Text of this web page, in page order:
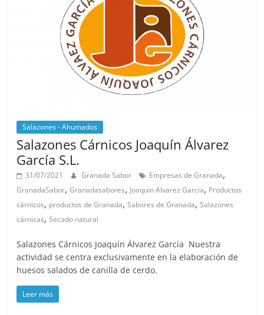
Salazones - Ahumados
Salazones Cárnicos Joaquín Álvarez
García S.L.
31/07/2021 Granada Sabor Empresas de Granada,
GranadaSabor,Granadasabores, Joaquin Alvarez Garcia, Productos
cárnicos, productos de Granada,Sabores de Granada,Salazones
cárnicas,Secado natural
Salazones Cárnicos Joaquín Álvarez García Nuestra
actividad se centra exclusivamente en la elaboración de
huesos salados de canilla de cerdo.
Leer más